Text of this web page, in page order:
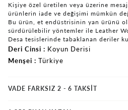
Kişiye özel üretilen veya üzerine
ürünlerin iade ve değişimi mümkün
Bu ürün, et endüstrisinin yan ürünü
sürdürülebilir yöntemler ile Leather
Desa tesislerinde tabaklanan deriler
Deri Cinsi
Koyun Derisi
Menşei
Türkiye
VADE FARKSIZ 2 - 6 TAKSIT